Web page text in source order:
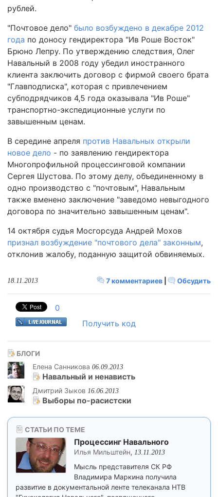
рублей.
"Почтовое дело" было возбуждено в декабре 2012
года по доносу гендиректора "Ив Роше Восток"
Брюно Лепру. По утверждению следствия, Олег
Навальный в 2008 году убедил иностранного
клиента заключить договор с фирмой своего брата
"Главподписка", которая с привлечением
субподрядчиков 4,5 года оказывала "Ив Роше"
транспортно-экспедиционные услуги по
завышенным ценам.
В середине апреля против Навальных открыли
новое дело - по заявлению гендиректора
Многопрофильной процессинговой компании
Сергея Шустова. По этому делу, объединенному в
одно производство с "почтовым", Навальным
также вменено заключение "заведомо невыгодного
договора по значительно завышенным ценам".
14 октября судья Мосгорсуда Андрей Мохов
признал возбуждение "почтового дела" законным,
отклонив жалобу, поданную защитой обвиняемых.
7 комментариев Обсудить
18.11.2013
0
Получить код
БЛОГИ
Елена Санникова 06.09.2013
Навальный и ненависть
Дмитрий Зыков 16.06.2013
Выборы по-расистски
СТАТЬИ ПО ТЕМЕ
Процессинг Навального
Илья Мильштейн, 13.11.2013
Мысль представителя СК РФ
Владимира Маркина получила
развитие в документальной ленте телеканала НТВ